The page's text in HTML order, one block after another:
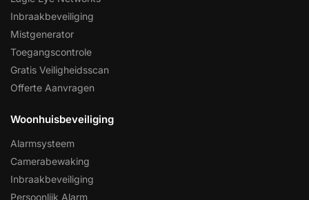
Inbraakbeveiliging
Mistgenerator
Toegangscontrole
Gratis Veiligheidsscan
Offerte Aanvragen
Woonhuisbeveiliging
Alarmsysteem
Camerabewaking
Inbraakbeveiliging
Persoonlijk Alarm